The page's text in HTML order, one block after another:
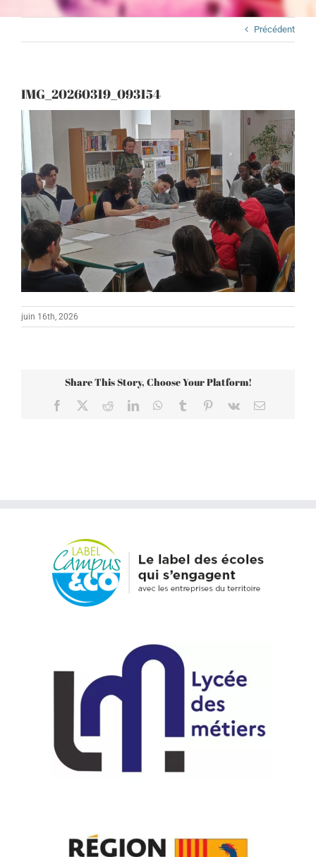
Précédent
IMG_20260319_093154
juin 16th, 2026
Share This Story, Choose Your Platform!
Facebook RedditLinkedInWhatsApp
Tumblr Pinterest
Vk Email